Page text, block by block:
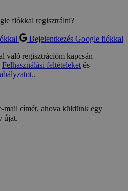
fiókkal regisztrálni?
Bejelentkezés Google fiókkal
való regisztrációm kapcsán
Felhasználási feltételeketés
.
mail címét, ahova küldünk egy
újat.